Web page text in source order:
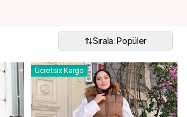
Sırala: Popüler
Ücretsiz Kargo